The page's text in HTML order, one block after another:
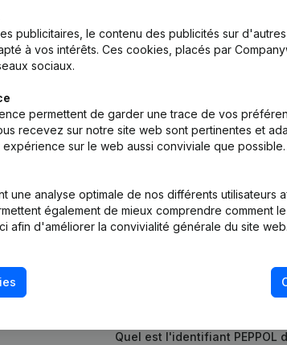
Statuts(NL)
Constitution (Nouvelle Personne Morale, Ouverture
Quel est le numéro de TVA
Quel est l'identifiant PEPPOL
publicitaires, le contenu des publicités sur
à vos intérêts. Ces cookies, placés par
sociaux.
permettent de garder une trace de vos
recevez sur notre site web sont pertinentes et
sur le web aussi conviviale que possible.
une analyse optimale de nos différents
également de mieux comprendre comment
afin d'améliorer la convivialité générale du site web.